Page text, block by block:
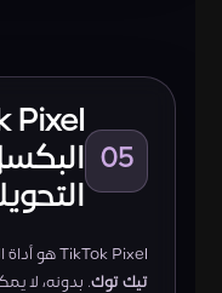
05
TikTok Pixel هو أداة التتبع الأساسية لقياس نجاح
تيك توك. بدونه، لا